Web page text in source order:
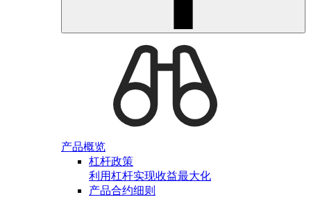
产品概览
杠杆政策
利用杠杆实现收益最大化
产品合约细则